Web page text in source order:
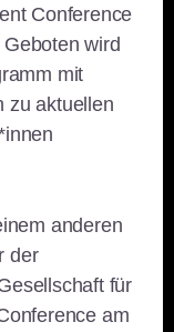
Conference
wird
mit
zu aktuellen
anderen
der
für
am